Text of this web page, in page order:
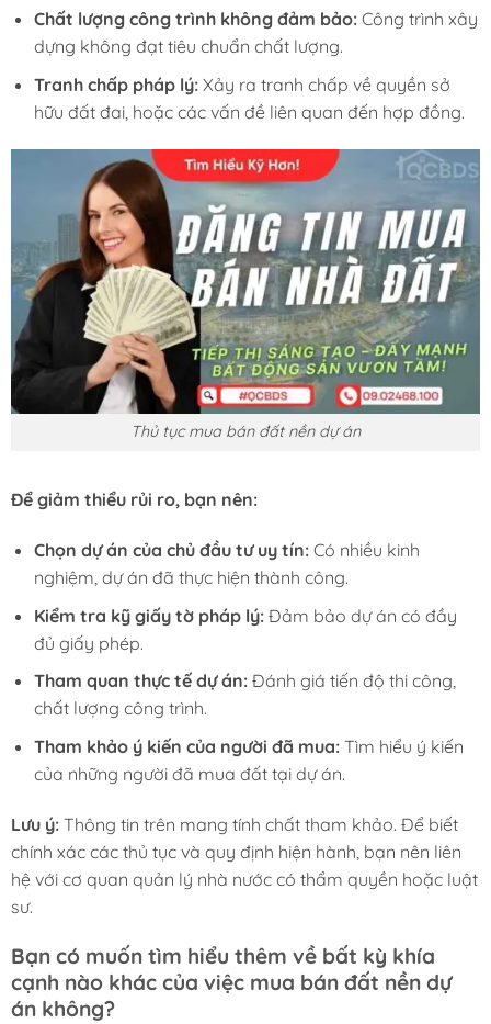
Chất lượng công trình không đảm bảo:Công trình xây
dựng không đạt tiêu chuẩn chất lượng.
Tranh chấp pháp lý:Xảy ra tranh chấp về quyền sở
hữu đất đai, hoặc các vấn đề liên quan đến hợp đồng.
Thủ tục mua bán đất nền dự án
Để giảm thiểu rủi ro, bạn nên:
Chọn dự án của chủ đầu tư uy tín:Có nhiều kinh
nghiệm, dự án đã thực hiện thành công.
Kiểm tra kỹ giấy tờ pháp lý:Đảm bảo dự án có đầy
đủ giấy phép.
Tham quan thực tế dự án:Đánh giá tiến độ thi công,
chất lượng công trình.
Tham khảo ý kiến của người đã mua:Tìm hiểu ý kiến
của những người đã mua đất tại dự án.
Lưu ý: Thông tin trên mang tính chất tham khảo. Để biết
chính xác các thủ tục và quy định hiện hành, bạn nên liên
hệ với cơ quan quản lý nhà nước có thẩm quyền hoặc luật
sư.
Bạn có muốn tìm hiểu thêm về bất kỳ khía
cạnh nào khác của việc mua bán đất nền dự
án không?